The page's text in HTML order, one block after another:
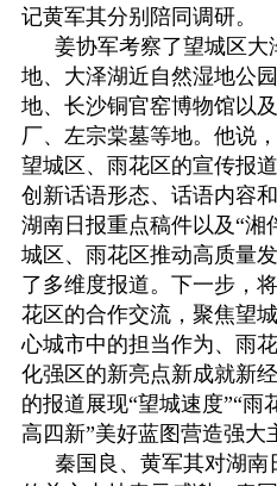
记黄军其分别陪同调研。
姜协军考察了望城区大
地、大泽湖近自然湿地公
地、长沙铜官窑博物馆以
厂、左宗棠墓等地。他说
望城区、雨花区的宣传报
创新话语形态、话语内容
湖南日报重点稿件以及“湘
城区、雨花区推动高质量
了多维度报道。下一步，
花区的合作交流，聚焦望
心城市中的担当作为、雨
化强区的新亮点新成就新
的报道展现“望城速度”“雨
高四新”美好蓝图营造强大
秦国良、黄军其对湖